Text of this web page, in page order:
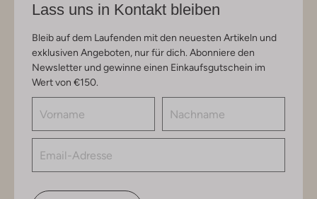
Lass uns in Kontakt bleiben
Bleib auf dem Laufenden mit den neuesten Artikeln und
exklusiven Angeboten, nur für dich. Abonniere den
Newsletter und gewinne einen Einkaufsgutschein im
Wert von €150.